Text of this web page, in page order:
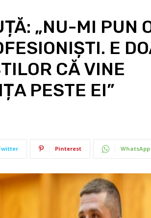
„NU-MI PUN
E
CĂ VINE
PESTE EI”
Pinterest WhatsApp